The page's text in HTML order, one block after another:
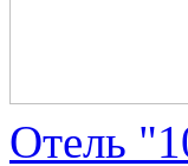
Отель